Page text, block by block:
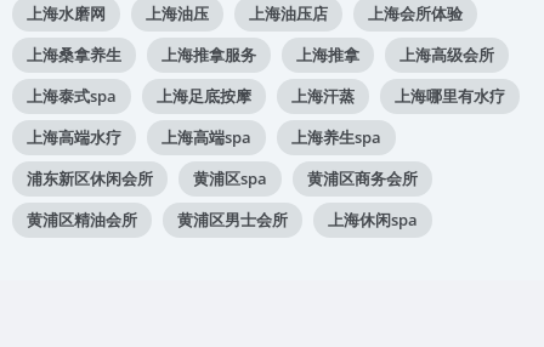
上海水磨网
上海油压 上海油压店
上海会所体验
上海桑拿养生
上海推拿服务 上海推拿
上海高级会所
上海泰式spa
上海足底按摩 上海汗蒸
上海哪里有水疗
上海高端水疗
上海高端spa
上海养生spa
浦东新区休闲会所
黄浦区spa
黄浦区商务会所
黄浦区精油会所
黄浦区男士会所 上海休闲spa